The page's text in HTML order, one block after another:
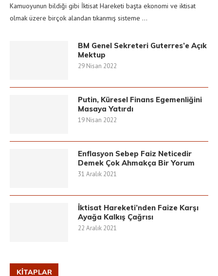
Kamuoyunun bildiği gibi İktisat Hareketi başta ekonomi ve iktisat
olmak üzere birçok alandan tıkanmış sisteme …
BM Genel Sekreteri Guterres’e Açık
Mektup
29 Nisan 2022
Putin, Küresel Finans Egemenliğini
Masaya Yatırdı
19 Nisan 2022
Enflasyon Sebep Faiz Neticedir
Demek Çok Ahmakça Bir Yorum
31 Aralık 2021
İktisat Hareketi’nden Faize Karşı
Ayağa Kalkış Çağrısı
22 Aralık 2021
KITAPLAR